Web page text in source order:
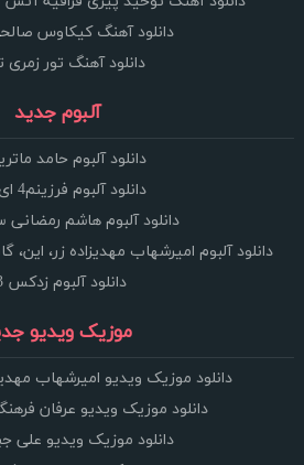
دانلود آهنگ کیکاوس
دانلود آهنگ تور زمری
آلبوم جدید
دانلود آلبوم حامد
دانلود آلبوم فرزینم4 ای ام 4
دانلود آلبوم هاشم
دانلود آلبوم امیرشهاب مهدیزاده زر،
دانلود آلبوم زدکس 13
موزیک ویدیو
دانلود موزیک ویدیو امیرشهاب
دانلود موزیک ویدیو عرفان
دانلود موزیک ویدیو علی